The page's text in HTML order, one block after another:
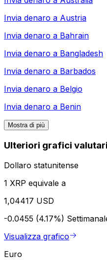
Invia denaro a Austria
Invia denaro a Bahrain
Invia denaro a Bangladesh
Invia denaro a Barbados
Invia denaro a Belgio
Invia denaro a Benin
Mostra di più
Ulteriori grafici
Dollaro statunitense
1 XRP equivale a
1,04417 USD
-0.0455 (4.17%)
Visualizza grafico
Euro